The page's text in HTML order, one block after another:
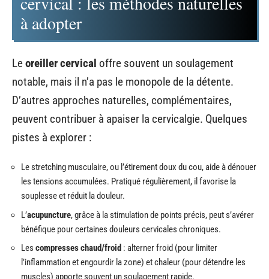
à adopter
Leoreiller cervical offre souvent un soulagement
notable, mais il n’a pas le monopole de la détente.
D’autres approches naturelles, complémentaires,
peuvent contribuer à apaiser la cervicalgie. Quelques
pistes à explorer :
Le stretching musculaire, ou l’étirement doux du cou, aide à dénouer
les tensions accumulées. Pratiqué régulièrement, il favorise la
souplesse et réduit la douleur.
L’acupuncture, grâce à la stimulation de points précis, peut s’avérer
bénéfique pour certaines douleurs cervicales chroniques.
Les compresses chaud/froid : alterner froid (pour limiter
l’inflammation et engourdir la zone) et chaleur (pour détendre les
muscles) apporte souvent un soulagement rapide.